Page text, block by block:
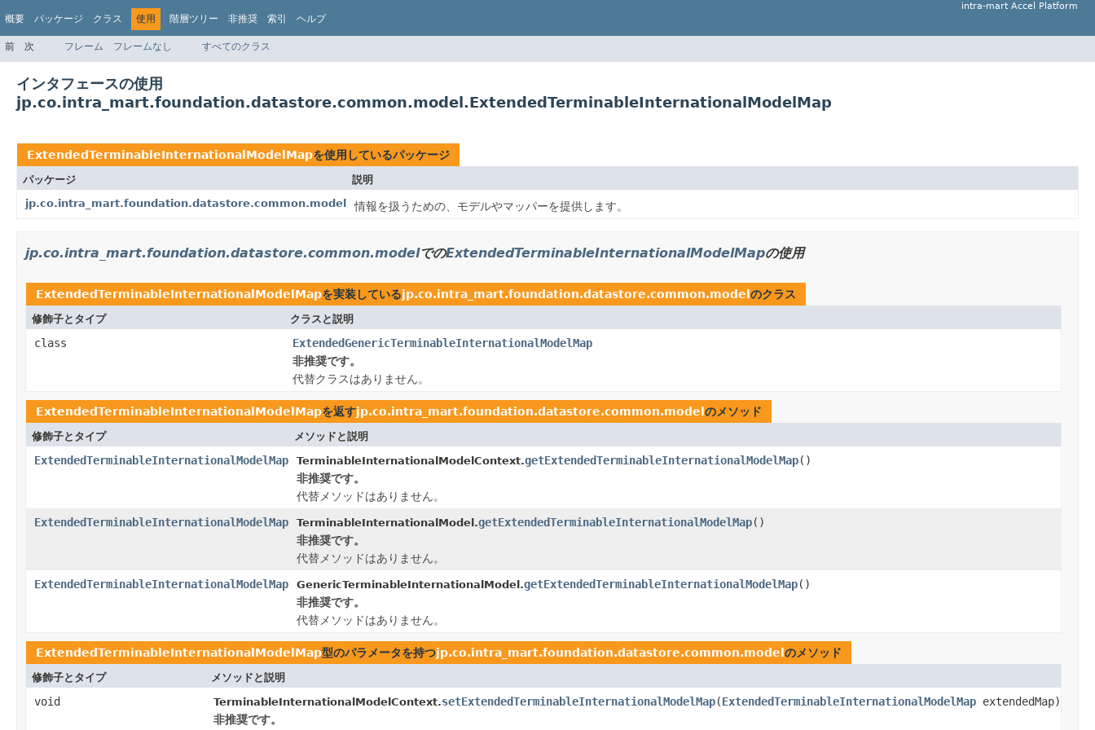
概要 パッケージ クラス 使用 階層ツリー 非推奨 索引 ヘルプ
intra-mart Accel Platform
前 次 フレーム フレームなし すべてのクラス
インタフェースの使用
jp.co.intra_mart.foundation.datastore.common.model.ExtendedTerminableInternationalModelMap
ExtendedTerminableInternationalModelMapを使用しているパッケージ
パッケージ
説明
jp.co.intra_mart.foundation.datastore.common.model
情報を扱うための、モデルやマッパーを提供します。
jp.co.intra_mart.foundation.datastore.common.modelでのExtendedTerminableInternationalModelMapの使用
ExtendedTerminableInternationalModelMapを実装しているjp.co.intra_mart.foundation.datastore.common.modelのクラス
修飾子とタイプ クラスと説明
class
ExtendedGenericTerminableInternationalModelMap
非推奨です。
代替クラスはありません。
ExtendedTerminableInternationalModelMapを返すjp.co.intra_mart.foundation.datastore.common.modelのメソッド
修飾子とタイプ メソッドと説明
ExtendedTerminableInternationalModelMap TerminableInternationalModelContext.getExtendedTerminableInternationalModelMap()
非推奨です。
代替メソッドはありません。
ExtendedTerminableInternationalModelMap
TerminableInternationalModel.getExtendedTerminableInternationalModelMap()
非推奨です。
代替メソッドはありません。
ExtendedTerminableInternationalModelMap
GenericTerminableInternationalModel.getExtendedTerminableInternationalModelMap()
非推奨です。
代替メソッドはありません。
ExtendedTerminableInternationalModelMap型のパラメータを持つjp.co.intra_mart.foundation.datastore.common.modelのメソッド
修飾子とタイプ メソッドと説明
void TerminableInternationalModelContext.setExtendedTerminableInternationalModelMap(ExtendedTerminableInternationalModelMap extendedMap)
非推奨です。